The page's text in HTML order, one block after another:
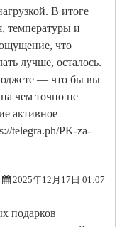
В итоге
температуры и
что
лучше, осталось.
— что бы вы
чем точно не
активное —
telegra.ph/PK-za-
2025年12月17日 01:07
подарков